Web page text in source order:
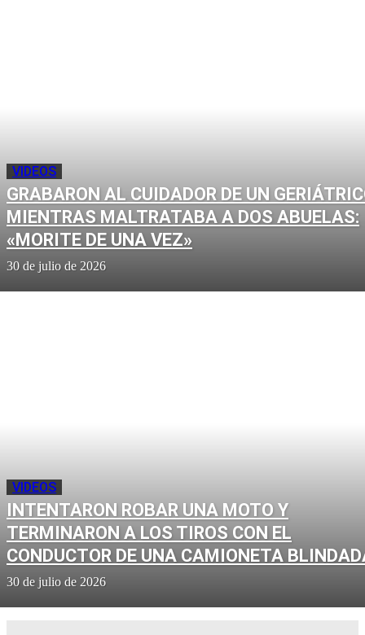
VIDEOS
GRABARON AL CUIDADOR DE UN
MIENTRAS MALTRATABA A DOS ABUELAS:
«MORITE DE UNA VEZ»
30 de julio de 2026
VIDEOS
INTENTARON ROBAR UNA MOTO Y
TERMINARON A LOS TIROS CON EL
CONDUCTOR DE UNA CAMIONETA
30 de julio de 2026